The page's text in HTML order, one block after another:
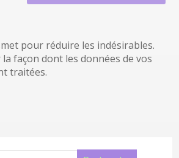
pour réduire les indésirables.
façon dont les données de vos
traitées.